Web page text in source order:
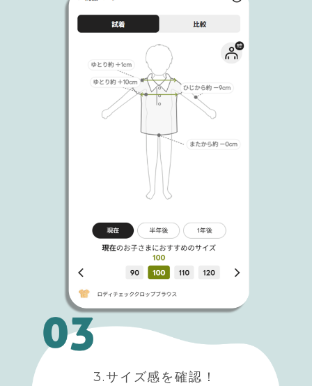
3.サイズ感を確認！